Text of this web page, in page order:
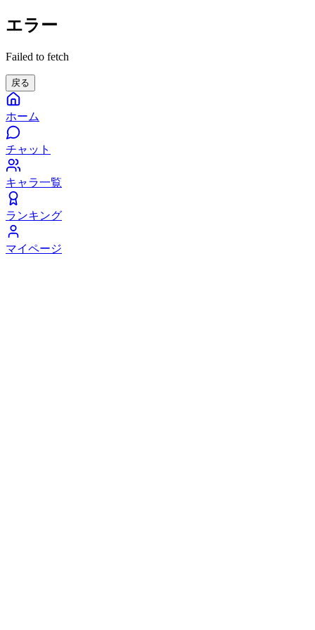
エラー
Failed to fetch
戻る
ホーム
チャット
キャラ一覧
ランキング
マイページ